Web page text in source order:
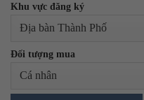
Khu vực đăng ký
Đối tượng mua